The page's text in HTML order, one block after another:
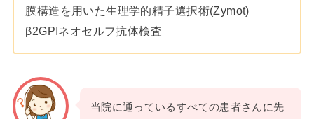
膜構造を用いた生理学的精子選択術(Zymot)
β2GPIネオセルフ抗体検査
当院に通っているすべての患者さんに先